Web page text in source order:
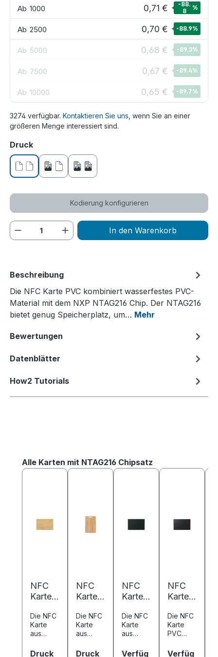
Ab 1000 0,71 €
-88.
8
%
Ab 2500 0,70 € -88.9%
Ab 5000 0,68 € -89.3%
Ab 7500 0,67 € -89.4%
Ab 10000 0,65 € -89.7%
3274 verfügbar. Kontaktieren Sie uns , wenn Sie an einer
größeren Menge interessiert sind.
Druckauswählen
ohne Druckeinseitig bedrucktbeidseitig bedruckt
Kodierung konfigurieren
Produkt Anzahl: Gib den gewünschten
In den Warenkorb
Beschreibung
Die NFC Karte PVC kombiniert wasserfestes PVC-
Material mit dem NXP NTAG216 Chip. Der NTAG216
bietet genug Speicherplatz, um… Mehr
Bewertungen
Datenblätter
How2 Tutorials
Produktgalerie überspringen
Alle Karten mit NTAG216 Chipsatz
NFC
Karte
s -
85,6 x
54 mm
-
Die NFC
Karte
aus
in
Druckauswählen
NFC
Karte
s -
85,6 x
54 mm
-
Die NFC
Karte
aus
in
Druckauswählen
NFC
Karte
PVC -
85,6 x
54 mm
-
Die NFC
Karte
aus
kombinie
Verfüg
NFC
Karte
85,6 x
54 mm
-
NTAG2
Die NFC
Karte
PVC
rt
Verfüg